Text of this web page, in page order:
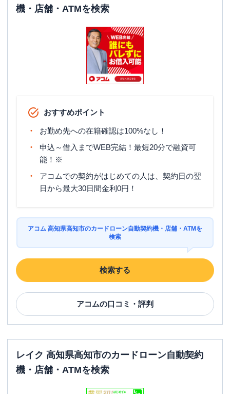
機・店舗・ATMを検索
おすすめポイント
お勤め先への在籍確認は100%なし！
申込～借入までWEB完結！最短20分で融資可
能！※
アコムでの契約がはじめての人は、契約日の翌
日から最大30日間金利0円！
アコム 高知県高知市のカードローン自動契約機・店舗・ATMを
検索
検索する
アコムの口コミ・評判
レイク 高知県高知市のカードローン自動契約
機・店舗・ATMを検索